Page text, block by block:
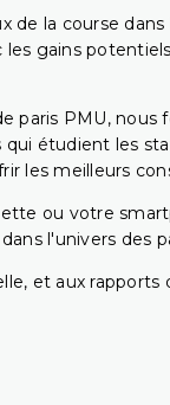
de la course
gains
paris PMU, nous
étudient les
les meilleurs
ou votre
l'univers des
et aux rapports